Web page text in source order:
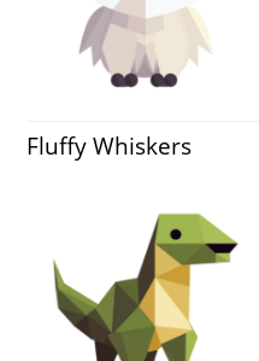
Fluffy Whiskers